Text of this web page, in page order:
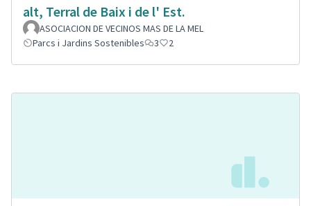
alt, Terral de Baix i de l' Est.
ASOCIACION DE VECINOS MAS DE LA MEL
Parcs i Jardins Sostenibles
3 2